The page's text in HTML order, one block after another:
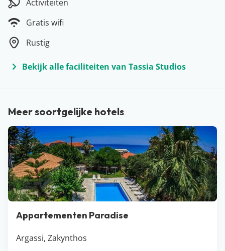
Een eiland vol leuke stranden, mooie hotels en
budgetvriendelijke restaurants: welkom op het Griekse
Zakynthos. Al vroeg in het voorjaar is Zakynthos een
ideale bestemming binnen Europa. Vrijwel elke
vakantieganger heeft het hier naar zijn zin. Wandelen
langs de beste snorkelplekken; het kan hier allemaal.
Wat de vakantie helemaal compleet maakt is een dagje
varen. Huur zelf een bootje of ga mee op één van de
tours naar bijvoorbeeld Shipwreck Beach. Een dikke
aanrader!
Activiteiten
Gratis wifi
Rustig
Bekijk alle faciliteiten van Tassia Studios
Meer soortgelijke hotels
Appartementen Paradise
Argassi, Zakynthos